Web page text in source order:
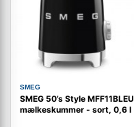
SMEG
SMEG 50’s Style MFF11BLEU
mælkeskummer - sort, 0,6 l